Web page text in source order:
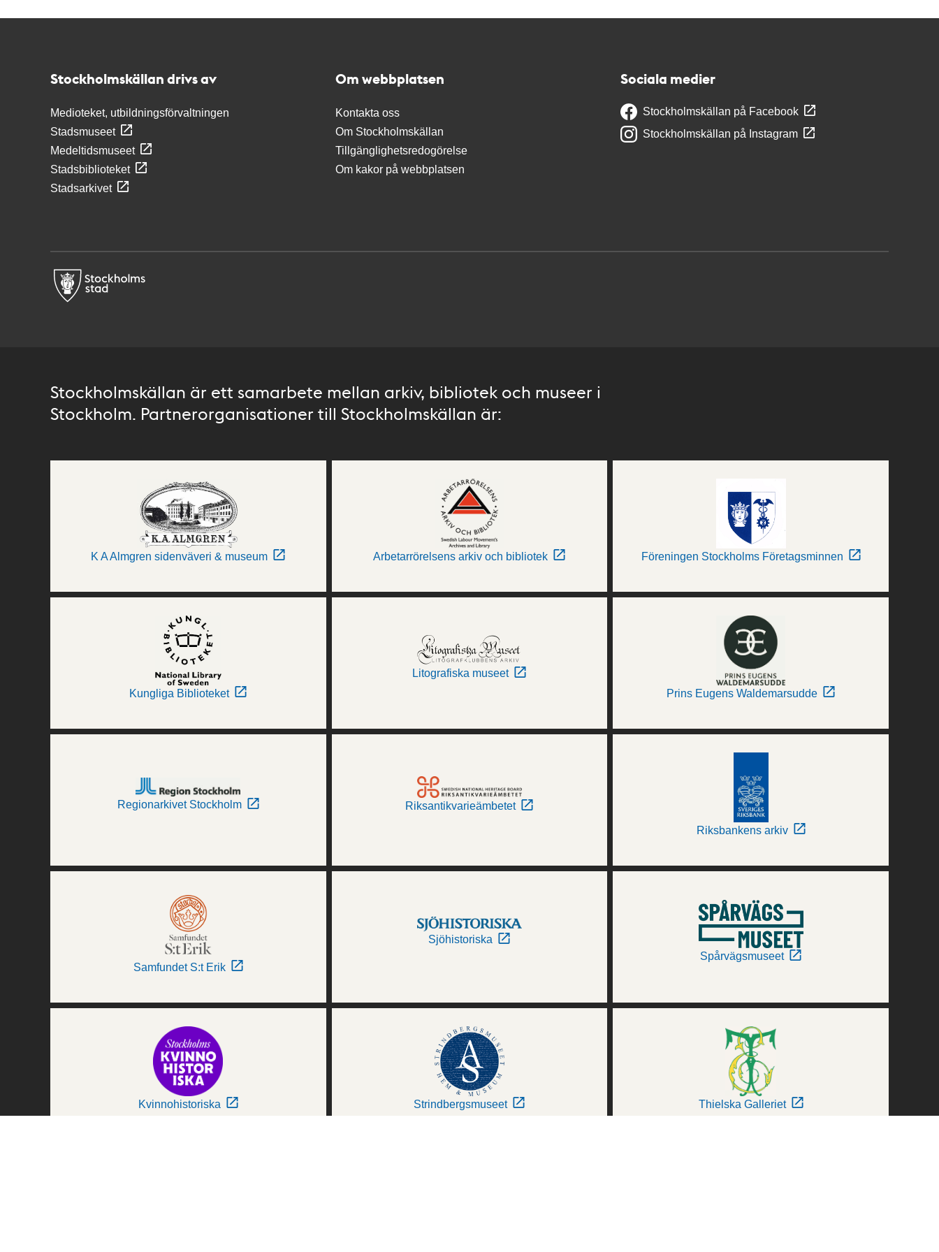
Stockholmskällan drivs av
Medioteket, utbildningsförvaltningen
Stadsmuseet
Medeltidsmuseet
Stadsbiblioteket
Stadsarkivet
Om webbplatsen
Kontakta oss
Om Stockholmskällan
Tillgänglighetsredogörelse
Om kakor på webbplatsen
Sociala medier
Stockholmskällan på Facebook
Stockholmskällan på Instagram
Stockholmskällan är ett samarbete mellan arkiv, bibliotek och museer i
Stockholm. Partnerorganisationer till Stockholmskällan är:
K A Almgren sidenväveri & museum Arbetarrörelsens arkiv och bibliotek Föreningen Stockholms Företagsminnen
Kungliga Biblioteket
Litografiska museet
Prins Eugens Waldemarsudde
Regionarkivet Stockholm Riksantikvarieämbetet
Riksbankens arkiv
Samfundet S:t Erik
Sjöhistoriska
Spårvägsmuseet
Kvinnohistoriska Strindbergsmuseet Thielska Galleriet